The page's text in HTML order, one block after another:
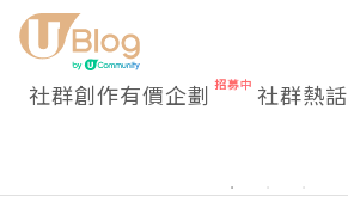
社群創作有價企劃 社群熱話